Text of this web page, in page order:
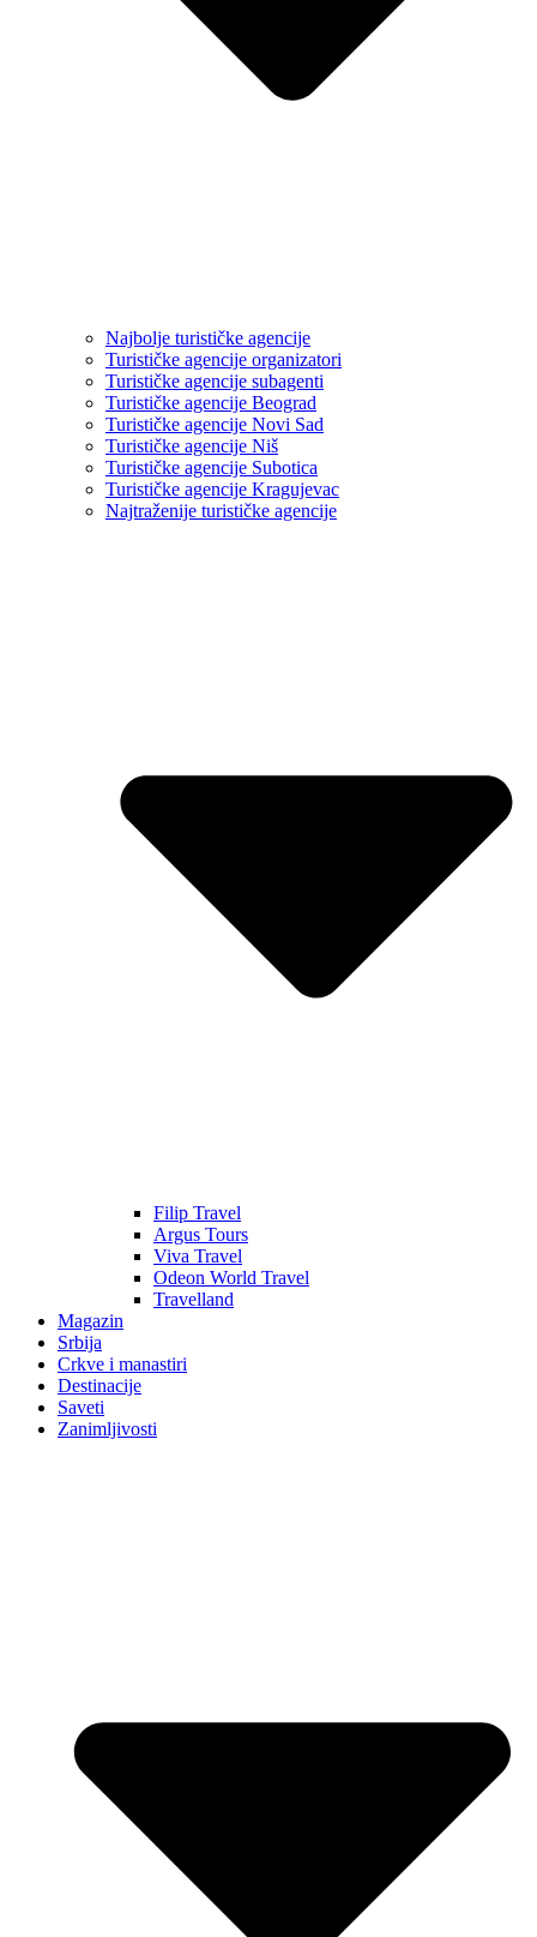
Najbolje turističke agencije
Turističke agencije organizatori
Turističke agencije subagenti
Turističke agencije Beograd
Turističke agencije Novi Sad
Turističke agencije Niš
Turističke agencije Subotica
Turističke agencije Kragujevac
Najtraženije turističke agencije
Filip Travel
Argus Tours
Viva Travel
Odeon World Travel
Travelland
Magazin
Srbija
Crkve i manastiri
Destinacije
Saveti
Zanimljivosti